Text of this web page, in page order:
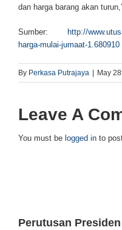
dan harga barang akan
Sumber:
http://
harga-mulai-jumaat-1.680910
By Perkasa Putrajaya May
Leave A
You must be logged in to
Perutusan Presiden